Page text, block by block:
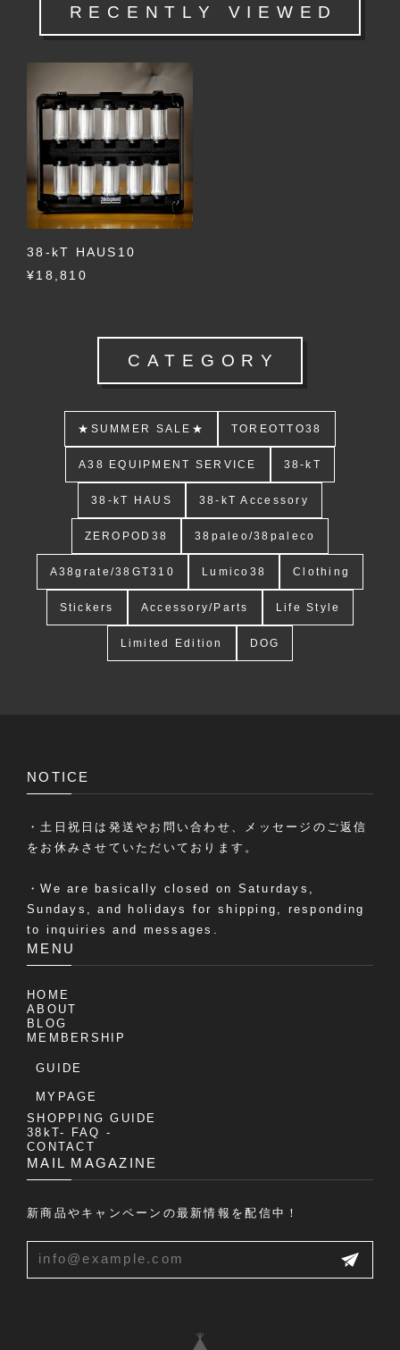
RECENTLY VIEWED
38-kT HAUS10
¥18,810
CATEGORY
★SUMMER SALE★ TOREOTTO38
A38 EQUIPMENT SERVICE 38-kT
38-kT HAUS 38-kT Accessory
ZEROPOD38 38paleo/38paleco
A38grate/38GT310 Lumico38 Clothing
Stickers Accessory/Parts Life Style
Limited Edition DOG
NOTICE
・土日祝日は発送やお問い合わせ、メッセージのご返信
をお休みさせていただいております。
・We are basically closed on Saturdays,
Sundays, and holidays for shipping, responding
to inquiries and messages.
MENU
HOME
ABOUT
BLOG
MEMBERSHIP
GUIDE
MYPAGE
SHOPPING GUIDE
38kT- FAQ -
CONTACT
MAIL MAGAZINE
新商品やキャンペーンの最新情報を配信中！